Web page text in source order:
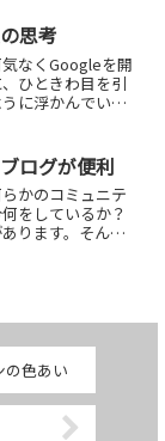
思考
なくGoogleを開
ひときわ目を引
に浮かんでい
う思って記事を
ログが便利
かのコミュニテ
をしているか？
ります。そんな
の色あい